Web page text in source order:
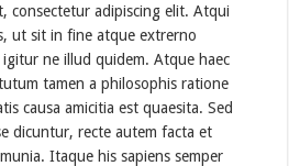
That
Could
Sell
Out
Christmas
Day
için
consectetur adipiscing elit. Atqui
ut sit in fine atque extrerno
ne illud quidem. Atque haec
tamen a philosophis ratione
causa amicitia est quaesita. Sed
dicuntur, recte autem facta et
Itaque his sapiens semper